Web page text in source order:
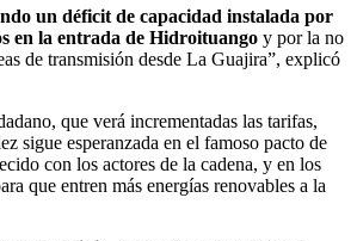
un déficit de capacidad instalada por
en la entrada de Hidroituango y por la no
de transmisión desde La Guajira”, explicó
que verá incrementadas las tarifas,
sigue esperanzada en el famoso pacto de
con los actores de la cadena, y en los
que entren más energías renovables a la